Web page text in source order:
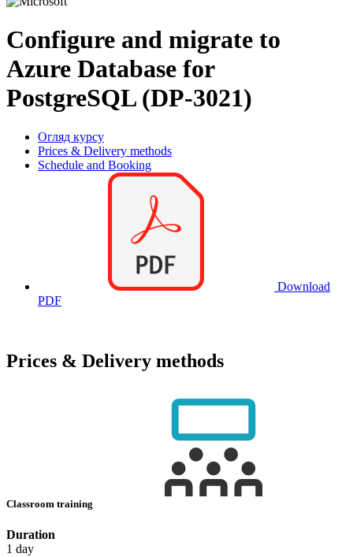
Configure and migrate to
Azure Database for
PostgreSQL (DP-3021)
Огляд курсу
Prices & Delivery methods
Schedule and Booking
Download
PDF
Prices & Delivery methods
Classroom training
Duration
1 day